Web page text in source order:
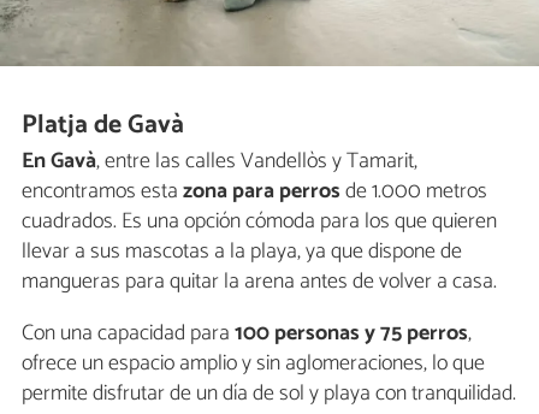
Platja de Gavà
En Gavà, entre las calles Vandellòs y Tamarit,
encontramos estazona para perrosde 1.000 metros
cuadrados. Es una opción cómoda para los que quieren
llevar a sus mascotas a la playa, ya que dispone de
mangueras para quitar la arena antes de volver a casa.
Con una capacidad para100 personas y 75 perros,
ofrece un espacio amplio y sin aglomeraciones, lo que
permite disfrutar de un día de sol y playa con tranquilidad.